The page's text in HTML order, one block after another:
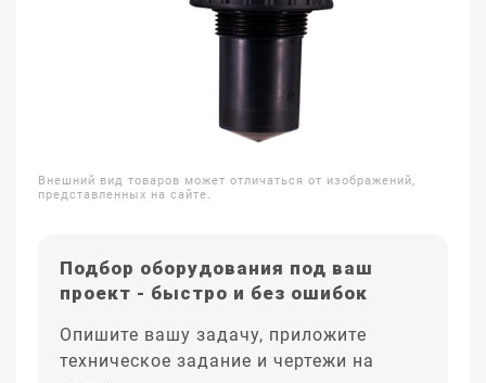
Внешний вид товаров может отличаться от изображений,
представленных на сайте.
Подбор оборудования под ваш
проект - быстро и без ошибок
Опишите вашу задачу, приложите
техническое задание и чертежи на